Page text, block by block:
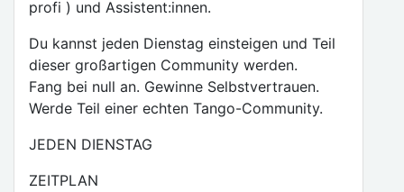
profi ) und Assistent:innen.
Du kannst jeden Dienstag einsteigen und Teil
dieser großartigen Community werden.
Fang bei null an. Gewinne Selbstvertrauen.
Werde Teil einer echten Tango-Community.
JEDEN DIENSTAG
ZEITPLAN